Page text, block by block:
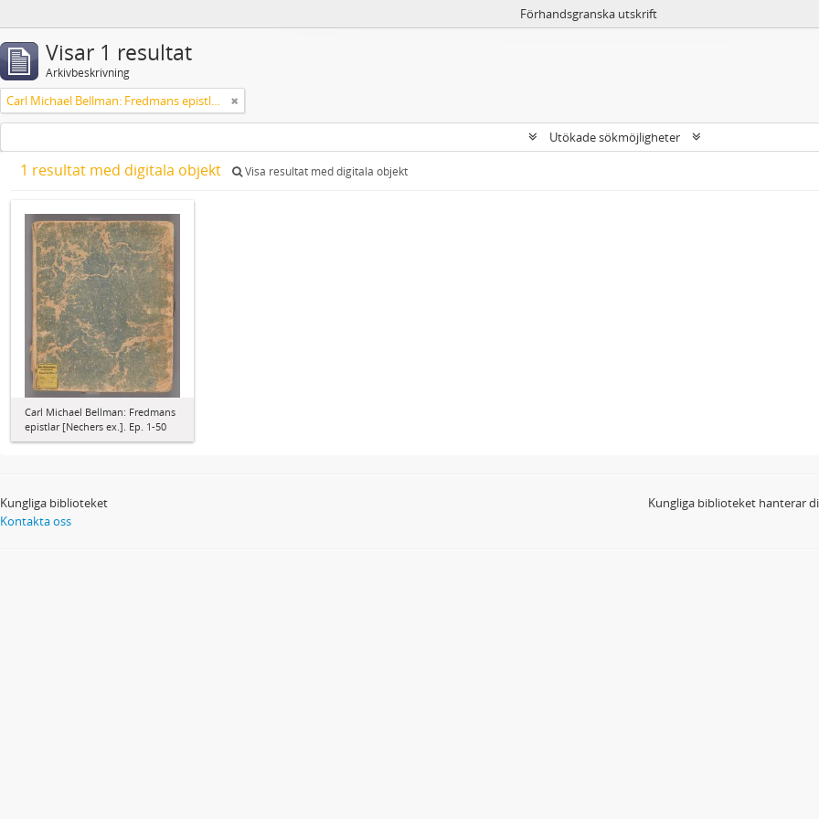
Förhandsgranska utskrift
Visar 1 resultat
Arkivbeskrivning
Carl Michael Bellman: Fredmans epistlar [Nechers ex.]. Ep. 1-50
Utökade sökmöjligheter
1 resultat med digitala objekt Visa resultat med digitala objekt
Carl Michael Bellman: Fredmans
epistlar [Nechers ex.]. Ep. 1-50
Kungliga biblioteket
Kontakta oss
Kungliga biblioteket hanterar